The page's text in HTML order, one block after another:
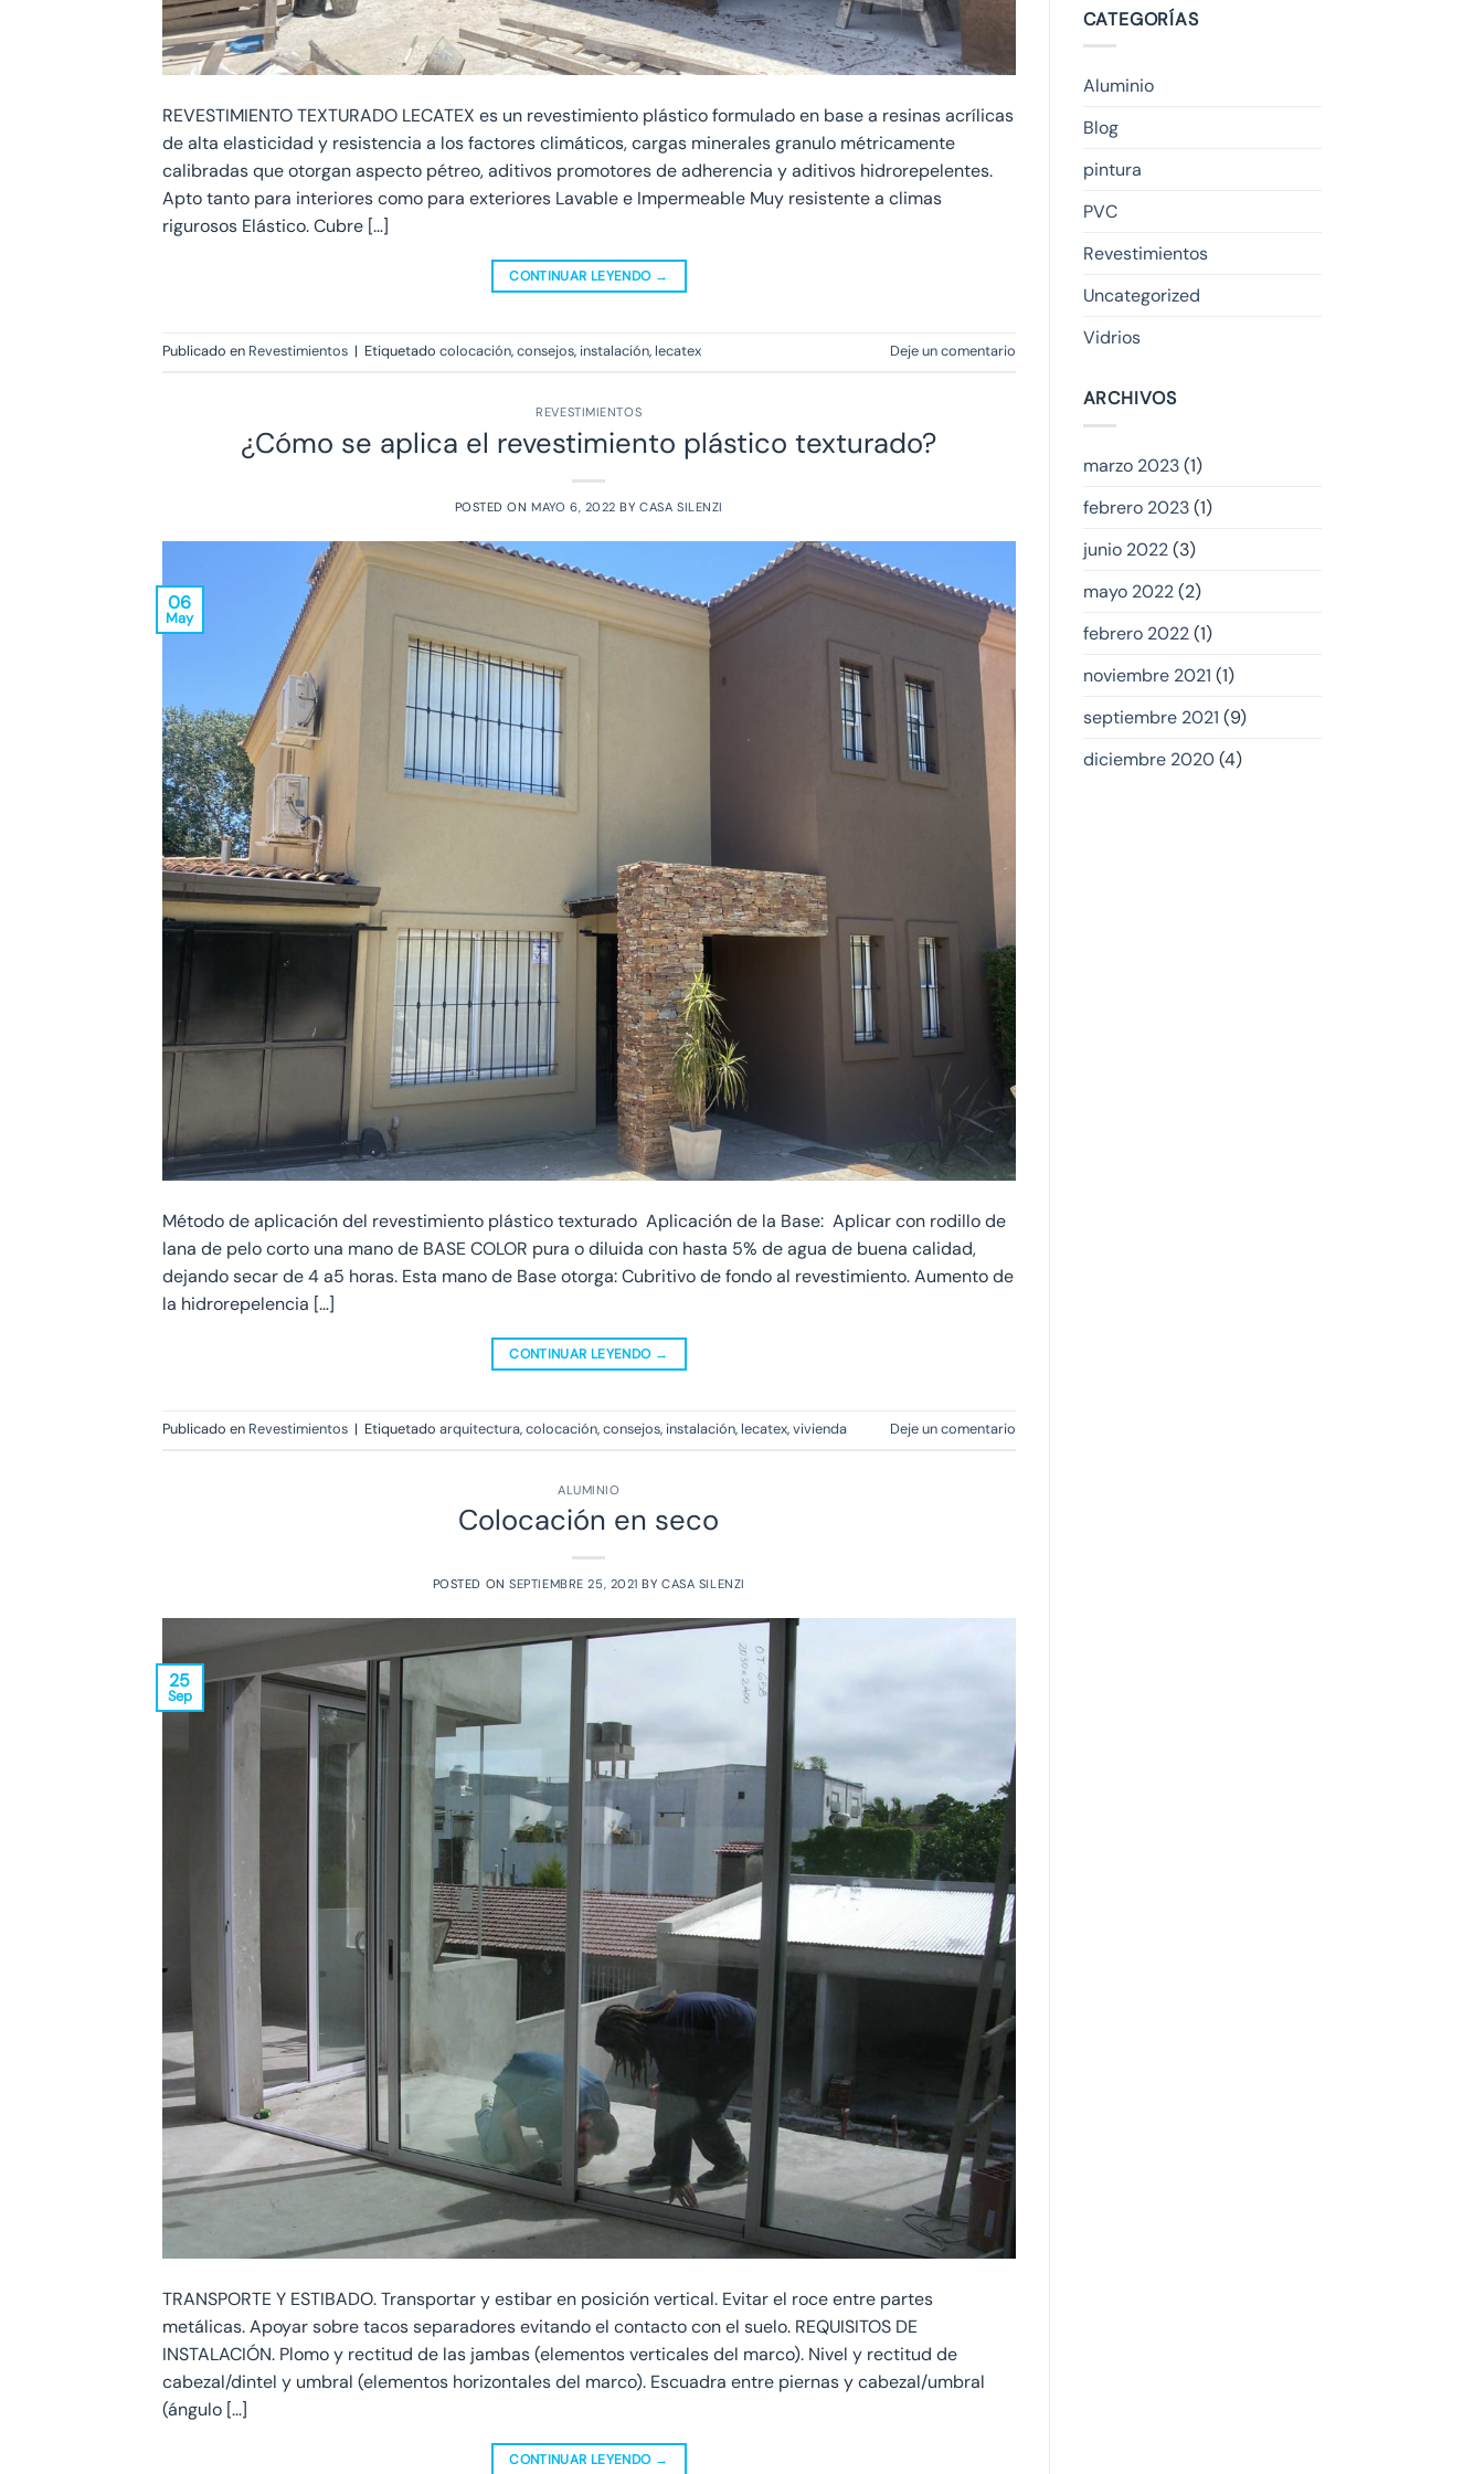
REVESTIMIENTO TEXTURADO LECATEX es un revestimiento plástico formulado en base a resinas acrílicas
de alta elasticidad y resistencia a los factores climáticos, cargas minerales granulo métricamente
calibradas que otorgan aspecto pétreo, aditivos promotores de adherencia y aditivos hidrorepelentes.
Apto tanto para interiores como para exteriores Lavable e Impermeable Muy resistente a climas
rigurosos Elástico. Cubre […]
CONTINUAR LEYENDO →
Publicado en Revestimientos | Etiquetado colocación,consejos, instalación, lecatex Deje un comentario
REVESTIMIENTOS
¿Cómo se aplica el revestimiento plástico texturado?
POSTED ONMAYO 6, 2022 BYCASA SILENZI
06
May
Método de aplicación del revestimiento plástico texturado Aplicación de la Base: Aplicar con rodillo de
lana de pelo corto una mano de BASE COLOR pura o diluida con hasta 5% de agua de buena calidad,
dejando secar de 4 a5 horas. Esta mano de Base otorga: Cubritivo de fondo al revestimiento. Aumento de
la hidrorepelencia […]
CONTINUAR LEYENDO →
Publicado en Revestimientos | Etiquetado arquitectura,colocación,consejos, instalación, lecatex,vivienda Deje un comentario
ALUMINIO
Colocación en seco
POSTED ONSEPTIEMBRE 25, 2021 BYCASA SILENZI
25
Sep
TRANSPORTE Y ESTIBADO. Transportar y estibar en posición vertical. Evitar el roce entre partes
metálicas. Apoyar sobre tacos separadores evitando el contacto con el suelo. REQUISITOS DE
INSTALACIÓN. Plomo y rectitud de las jambas (elementos verticales del marco). Nivel y rectitud de
cabezal/dintel y umbral (elementos horizontales del marco). Escuadra entre piernas y cabezal/umbral
(ángulo […]
CONTINUAR LEYENDO →
CATEGORÍAS
Aluminio
Blog
pintura
PVC
Revestimientos
Uncategorized
Vidrios
ARCHIVOS
marzo 2023(1)
febrero 2023(1)
junio 2022(3)
mayo 2022(2)
febrero 2022(1)
noviembre 2021 (1)
septiembre 2021 (9)
diciembre 2020(4)